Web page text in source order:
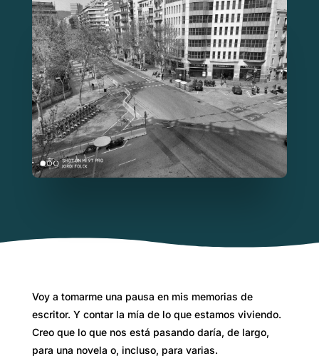
Voy a tomarme una pausa en mis memorias de
escritor. Y contar la mía de lo que estamos viviendo.
Creo que lo que nos está pasando daría, de largo,
para una novela o, incluso, para varias.